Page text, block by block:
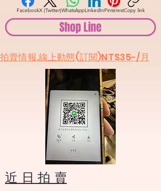
FacebookX (Twitter)WhatsAppLinkedInPinterestCopy link
Shop Line
​拍賣情報.線上動態(訂閱)NT$35-/月
​近 日 拍 賣